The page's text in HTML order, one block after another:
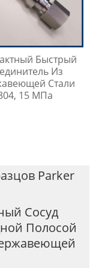
Быстрый
Из
Стали
15 МПа
Parker
Сосуд
Полосой